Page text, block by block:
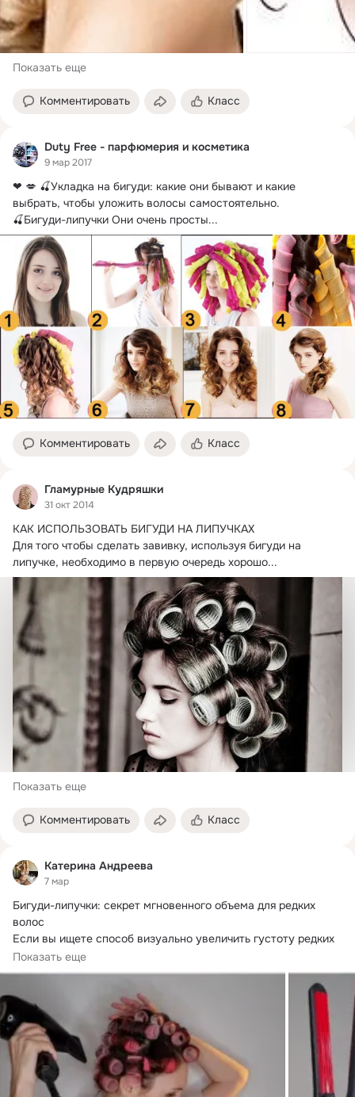
Показать еще
Комментировать Класс
Duty Free - парфюмерия и косметика
9 мар 2017
❤ 💋 🍒Укладка на бигуди: какие они бывают и какие
выбрать, чтобы уложить волосы самостоятельно.
🍒Бигуди-липучки Они очень просты...
Комментировать Класс
Гламурные Кудряшки
31 окт 2014
КАК ИСПОЛЬЗОВАТЬ БИГУДИ НА ЛИПУЧКАХ
Для того чтобы сделать завивку, используя бигуди на
липучке, необходимо в первую очередь хорошо...
Показать еще
Комментировать Класс
Катерина Андреева
7 мар
Бигуди-липучки: секрет мгновенного объема для редких
волос
Если вы ищете способ визуально увеличить густоту редких
волос, то идеальным...
Показать еще